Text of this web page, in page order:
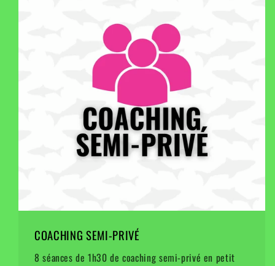
COACHING SEMI-PRIVÉ
8 séances de 1h30 de coaching semi-privé en petit